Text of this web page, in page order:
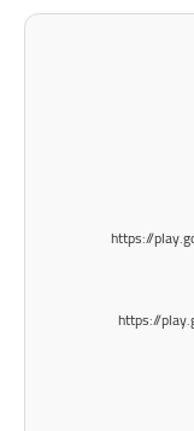
https://
https://